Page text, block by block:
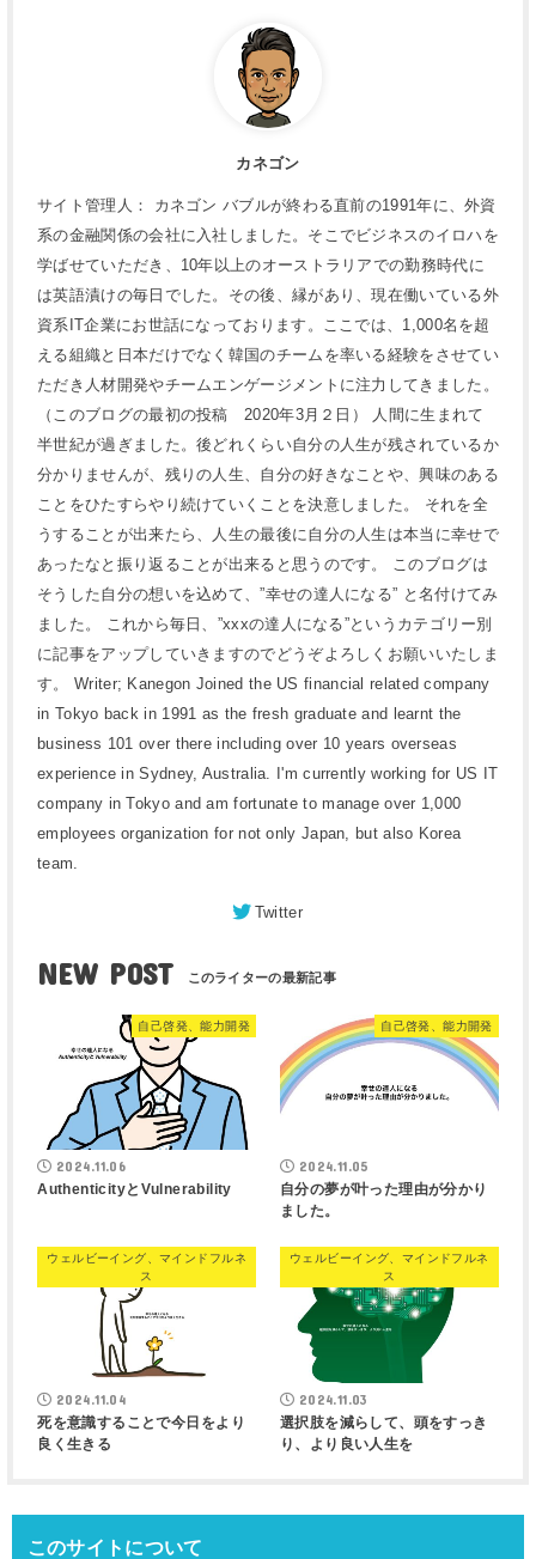
カネゴン
サイト管理人： カネゴン バブルが終わる直前の1991年に、外資
系の金融関係の会社に入社しました。そこでビジネスのイロハを
学ばせていただき、10年以上のオーストラリアでの勤務時代に
は英語漬けの毎日でした。その後、縁があり、現在働いている外
資系IT企業にお世話になっております。ここでは、1,000名を超
える組織と日本だけでなく韓国のチームを率いる経験をさせてい
ただき人材開発やチームエンゲージメントに注力してきました。
（このブログの最初の投稿 2020年3月２日） 人間に生まれて
半世紀が過ぎました。後どれくらい自分の人生が残されているか
分かりませんが、残りの人生、自分の好きなことや、興味のある
ことをひたすらやり続けていくことを決意しました。 それを全
うすることが出来たら、人生の最後に自分の人生は本当に幸せで
あったなと振り返ることが出来ると思うのです。 このブログは
そうした自分の想いを込めて、”幸せの達人になる” と名付けてみ
ました。 これから毎日、”xxxの達人になる”というカテゴリー別
に記事をアップしていきますのでどうぞよろしくお願いいたしま
す。 Writer; Kanegon Joined the US financial related company
in Tokyo back in 1991 as the fresh graduate and learnt the
business 101 over there including over 10 years overseas
experience in Sydney, Australia. I'm currently working for US IT
company in Tokyo and am fortunate to manage over 1,000
employees organization for not only Japan, but also Korea
team.
Twitter
NEW POST
自己啓発、能力開発
2024.11.06
AuthenticityとVulnerability
自己啓発、能力開発
2024.11.05
自分の夢が叶った理由が分かり
ました。
ウェルビーイング、マインドフルネ
ス
2024.11.04
死を意識することで今日をより
良く生きる
ウェルビーイング、マインドフルネ
ス
2024.11.03
選択肢を減らして、頭をすっき
り、より良い人生を
このサイトについて